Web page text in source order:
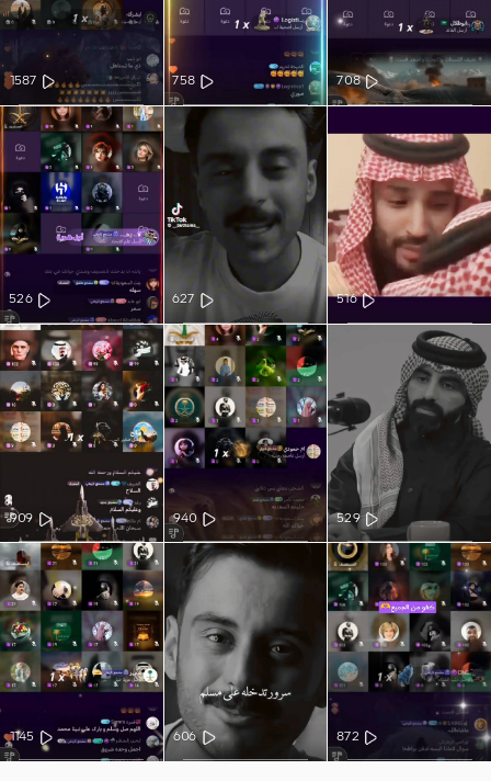
708
758
1587
516
627
526
529
940
909
872
606
1145